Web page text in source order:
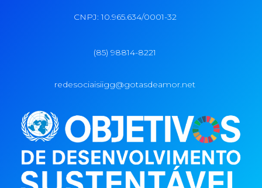
CNPJ: 10.965.634/0001-32
(85) 98814-8221
redesociaisiigg@gotasdeamor.net